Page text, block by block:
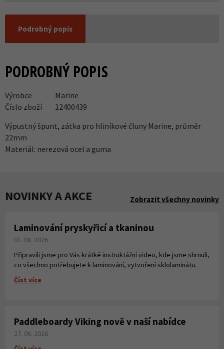
Podrobný popis
PODROBNÝ POPIS
Výrobce
Marine
Číslo zboží
12400439
Výpustný špunt, zátka pro hliníkové čluny Marine, průměr
22mm
Materiál: nerezová ocel a guma
NOVINKY A AKCE Zobrazit všechny novinky
Laminování pryskyřicí a tkaninou
01. 08. 2026
Připravili jsme pro Vás krátké instruktážní video, kde jsme shrnuli,
co všechno potřebujete k laminování, vytvoření sklolaminátu.
Číst více
Paddleboardy Viking nově v naší nabídce
27. 06. 2026